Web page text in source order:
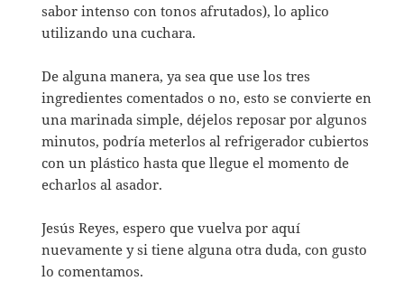
sabor intenso con tonos afrutados), lo aplico
utilizando una cuchara.
De alguna manera, ya sea que use los tres
ingredientes comentados o no, esto se convierte en
una marinada simple, déjelos reposar por algunos
minutos, podría meterlos al refrigerador cubiertos
con un plástico hasta que llegue el momento de
echarlos al asador.
Jesús Reyes, espero que vuelva por aquí
nuevamente y si tiene alguna otra duda, con gusto
lo comentamos.